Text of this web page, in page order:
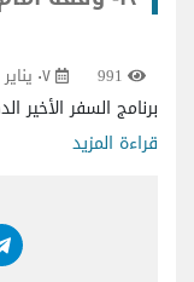
991 ٠٧ يناير ٢٠١١
برنامج السفر الأخير
قراءة المزيد